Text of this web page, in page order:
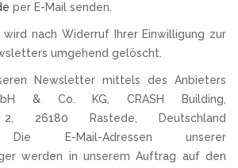
per E-Mail senden.
wird nach Widerruf Ihrer Einwilligung zur
umgehend gelöscht.
Newsletter mittels des Anbieters
& Co. KG, CRASH Building,
2, 26180 Rastede, Deutschland
Die E-Mail-Adressen unserer
werden in unserem Auftrag auf den